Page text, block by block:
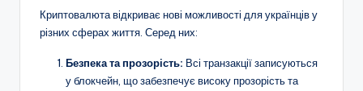
Криптовалюта відкриває нові можливості для українців у
різних сферах життя. Серед них:
Безпека та прозорість: Всі транзакції записуються
у блокчейн, що забезпечує високу прозорість та